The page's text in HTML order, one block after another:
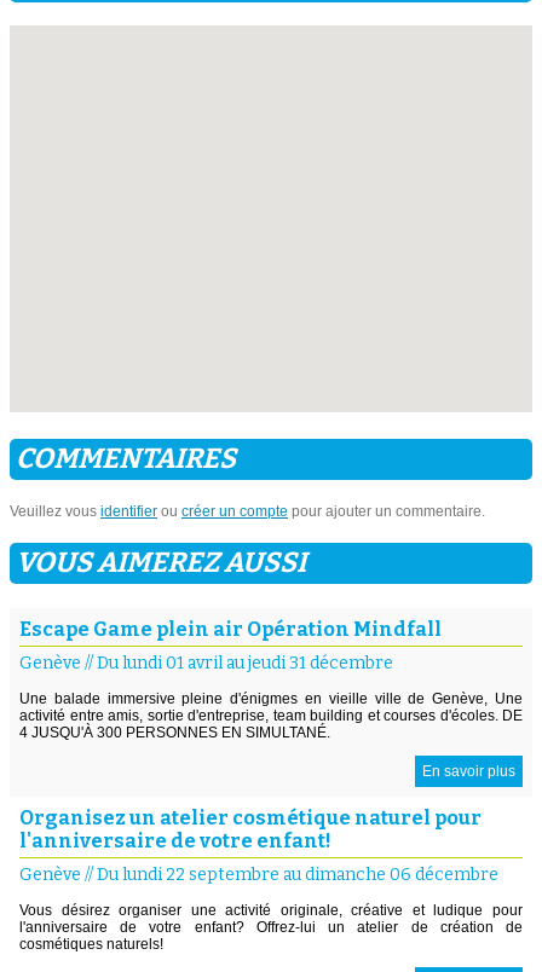
COMMENTAIRES
Veuillez vous identifier ou créer un compte pour ajouter un commentaire.
VOUS AIMEREZ AUSSI
Escape Game plein air Opération Mindfall
Genève //Du lundi 01 avril au jeudi 31 décembre
Une balade immersive pleine d'énigmes en vieille ville de Genève, Une
activité entre amis, sortie d'entreprise, team building et courses d'écoles. DE
4 JUSQU'À 300 PERSONNES EN SIMULTANÉ.
En savoir plus
Organisez un atelier cosmétique naturel pour
l'anniversaire de votre enfant!
Genève //Du lundi 22 septembre au dimanche 06 décembre
Vous désirez organiser une activité originale, créative et ludique pour
l'anniversaire de votre enfant? Offrez-lui un atelier de création de
cosmétiques naturels!